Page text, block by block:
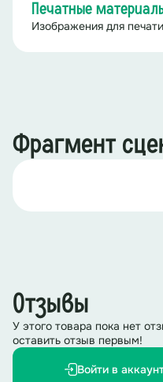
Печатные
Изображения для
Фрагмент
Отзывы
У этого товара пока нет
оставить отзыв первым!
Войти в